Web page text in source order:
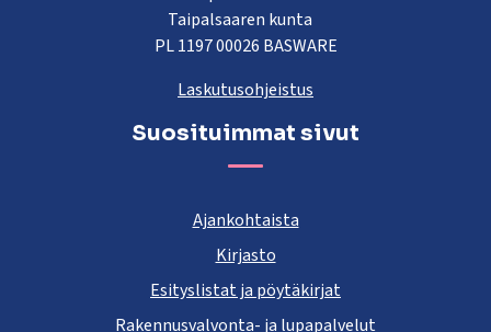
Taipalsaaren kunta
PL 1197 00026 BASWARE
Laskutusohjeistus
Suosituimmat sivut
Ajankohtaista
Kirjasto
Esityslistat ja pöytäkirjat
Rakennusvalvonta- ja lupapalvelut